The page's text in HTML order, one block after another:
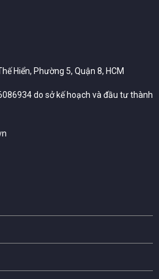
Hiển, Phường 5, Quận 8, HCM
do sở kế hoạch và đầu tư thành